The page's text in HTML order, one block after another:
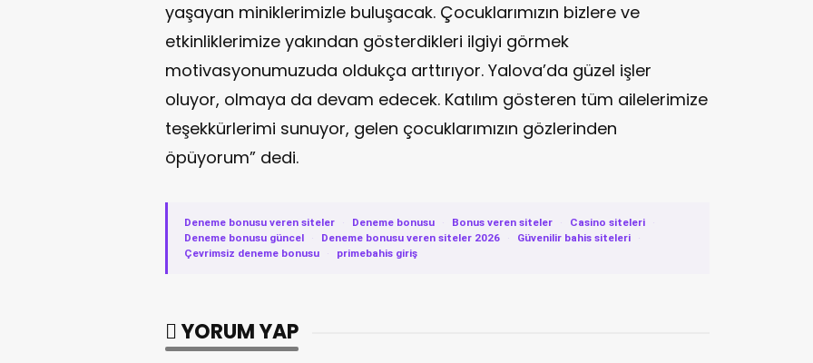
yaşayan miniklerimizle buluşacak. Çocuklarımızın bizlere ve
etkinliklerimize yakından gösterdikleri ilgiyi görmek
motivasyonumuzuda oldukça arttırıyor. Yalova’da güzel işler
oluyor, olmaya da devam edecek. Katılım gösteren tüm ailelerimize
teşekkürlerimi sunuyor, gelen çocuklarımızın gözlerinden
öpüyorum” dedi.
Deneme bonusu veren siteler · Deneme bonusu · Bonus veren siteler · Casino siteleri
·
Deneme bonusu güncel
· Deneme bonusu veren siteler 2026 · Güvenilir bahis siteleri
·
Çevrimsiz deneme bonusu
· primebahis giriş
YORUM YAP